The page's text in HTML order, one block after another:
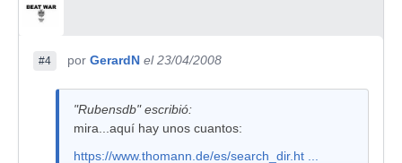
#4 por GerardN el 23/04/2008
"Rubensdb" escribió:
mira...aquí hay unos cuantos:
https://www.thomann.de/es/search_dir.ht ...